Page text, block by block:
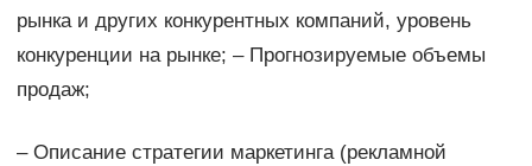
рынка и других конкурентных компаний, уровень
конкуренции на рынке; – Прогнозируемые объемы
продаж;
– Описание стратегии маркетинга (рекламной